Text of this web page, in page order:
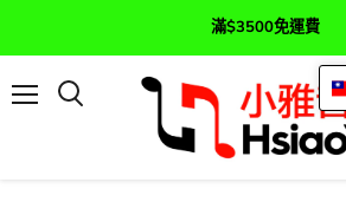
滿$3500免運費